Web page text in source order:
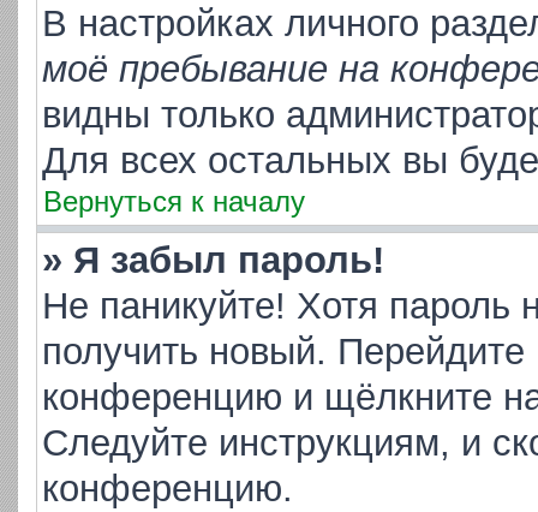
В настройках личного
моё пребывание на
видны только
Для всех остальных вы
Вернуться к началу
» Я забыл пароль!
Не паникуйте! Хотя пароль
получить новый.
конференцию и щёлкните
Следуйте инструкциям, и
конференцию.